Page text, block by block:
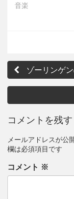
音楽
投
稿
ゲ
ー
シ
ョ
ゾーリンゲ
コメントを残す
メールアドレスが公
欄は必須項目です
コメント ※